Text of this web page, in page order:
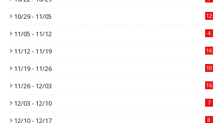
10/29 - 11/05 12
11/05 - 11/12 4
11/12 - 11/19 16
11/19 - 11/26 10
11/26 - 12/03 16
12/03 - 12/10 7
12/10 - 12/17 8